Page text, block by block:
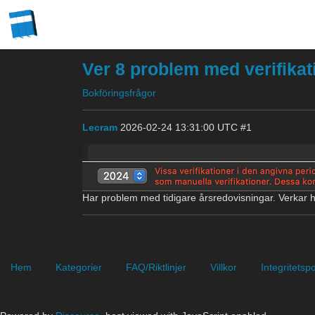
Ver 8 problem med
Bokföringsfrågor
Lecram 2026-02-24 13:31:00 UTC #1
Har problem med tidigare årsredovisningar. Verkar
Hem Kategorier FAQ/Riktlinjer Villkor